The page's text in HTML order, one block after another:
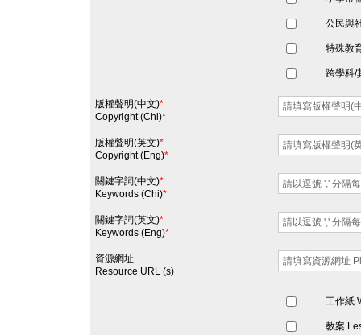
公民與
特殊教
跨學科/
版權聲明(中文)*
Copyright (Chi)*
版權聲明(英文)*
Copyright (Eng)*
關鍵字詞(中文)*
Keywords (Chi)*
關鍵字詞(英文)*
Keywords (Eng)*
資源網址
Resource URL (s)
工作紙
教案